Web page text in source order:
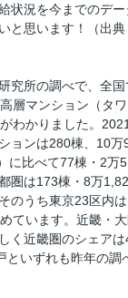
状況を今までのデ
と思います！（出
究所の調べで、全
層マンション（タ
わかりました。
ョンは280棟、10
に比べて77棟・2万
圏は173棟・8万
のうち東京23区内
ています。近畿・大
く近畿圏のシェアは
といずれも昨年の調